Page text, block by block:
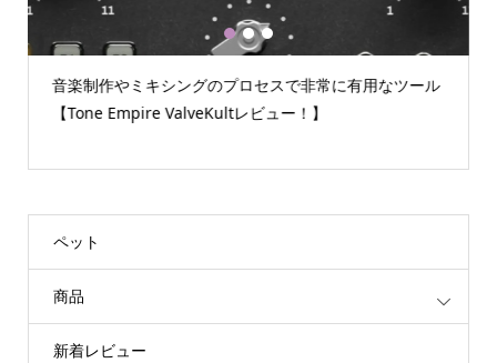
音楽制作やミキシングのプロセスで非常に有用なツール
【Tone Empire ValveKultレビュー！】
1 2 3
ペット
商品
新着レビュー